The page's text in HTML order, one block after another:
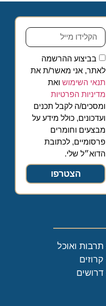
בביצוע ההרשמה
לאתר, אני מאשר/ת את
תנאי השימוש ואת
מדיניות הפרטיות
ומסכים/ה לקבל תכנים
ועדכונים, כולל מידע על
מבצעים וחומרים
פרסומיים, לכתובת
הדוא״ל שלי.
הצטרפו
תרבות ואוכל
קרוזים
דרושים